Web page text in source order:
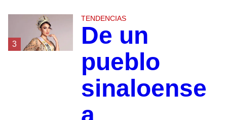
3
TENDENCIAS
De un
pueblo
sinaloense